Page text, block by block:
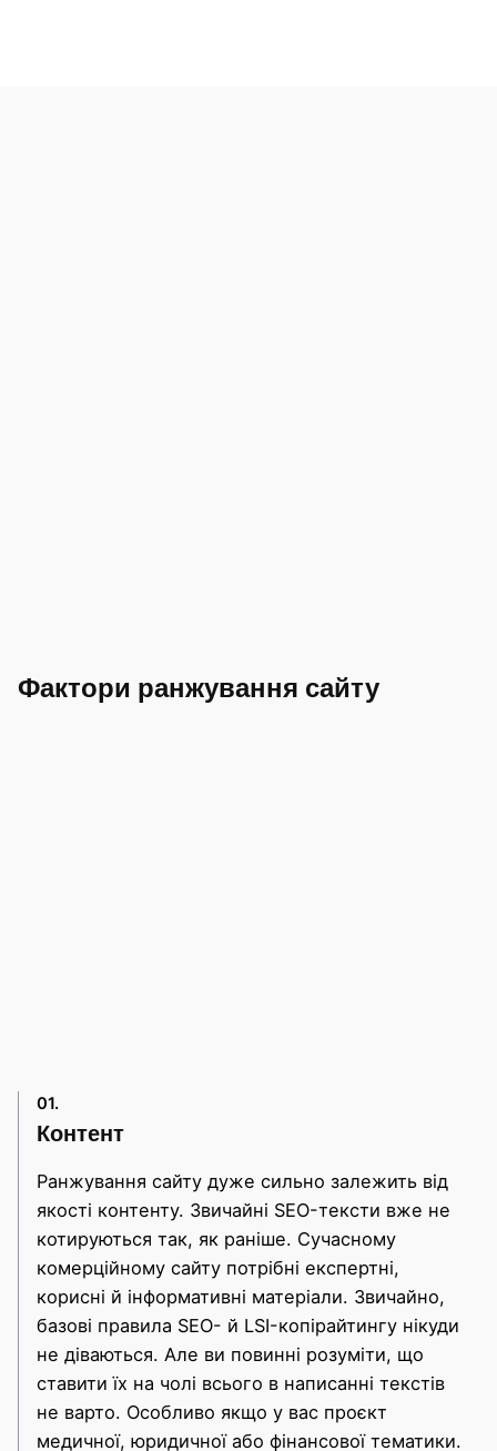
Фактори ранжування сайту
01.
Контент
Ранжування сайту дуже сильно залежить від
якості контенту. Звичайні SEO-тексти вже не
котируються так, як раніше. Сучасному
комерційному сайту потрібні експертні,
корисні й інформативні матеріали. Звичайно,
базові правила SEO- й LSI-копірайтингу нікуди
не діваються. Але ви повинні розуміти, що
ставити їх на чолі всього в написанні текстів
не варто. Особливо якщо у вас проєкт
медичної, юридичної або фінансової тематики.